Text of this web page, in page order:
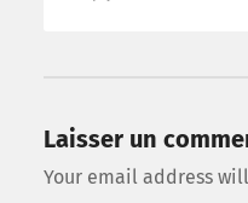
Laisser un
Your email address